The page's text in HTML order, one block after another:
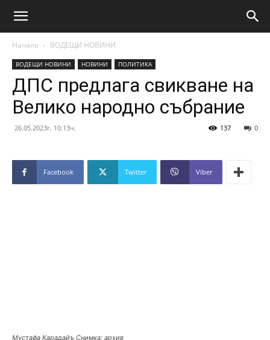
Начало ВОДЕЩИ НОВИНИ
ВОДЕЩИ НОВИНИ НОВИНИ ПОЛИТИКА
ДПС предлага свикване на
Велико народно събрание
26.05.2023г. 10:13ч. 0
137
Facebook Twitter Viber
Мустафа Карадайъ Снимка: архив